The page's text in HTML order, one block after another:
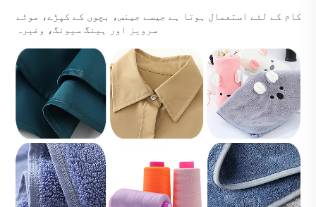
کام کے لئے استعمال ہوتا ہے
سرویز
اور ہینگ سیونگ، وغیرہ